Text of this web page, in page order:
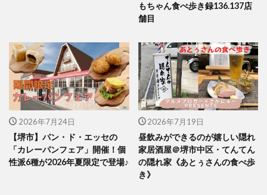
もちゃん食べ歩き録136.137店
舗目
2026年7月24日
【堺市】パン・ド・エッセの
「カレーパンフェア」開催！個
性派6種が2026年夏限定で登場♪
2026年7月19日
昼飲みができるのが嬉しい隠れ
家居酒屋＠堺市中区・てんてん
の隠れ家《あとぅさんの食べ歩
き》